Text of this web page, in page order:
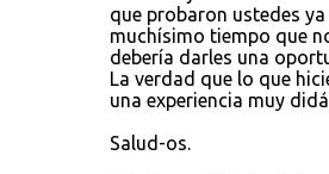
que probaron ustedes ya
muchísimo tiempo que
debería darles una
La verdad que lo que
una experiencia muy
Salud-os.